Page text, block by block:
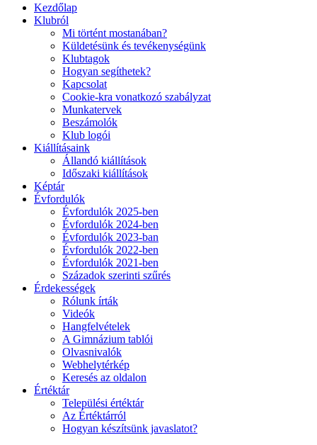
Kezdőlap
Klubról
Mi történt mostanában?
Küldetésünk és tevékenységünk
Klubtagok
Hogyan segíthetek?
Kapcsolat
Cookie-kra vonatkozó szabályzat
Munkatervek
Beszámolók
Klub logói
Kiállításaink
Állandó kiállítások
Időszaki kiállítások
Képtár
Évfordulók
Évfordulók 2025-ben
Évfordulók 2024-ben
Évfordulók 2023-ban
Évfordulók 2022-ben
Évfordulók 2021-ben
Századok szerinti szűrés
Érdekességek
Rólunk írták
Videók
Hangfelvételek
A Gimnázium tablói
Olvasnivalók
Webhelytérkép
Keresés az oldalon
Értéktár
Települési értéktár
Az Értéktárról
Hogyan készítsünk javaslatot?